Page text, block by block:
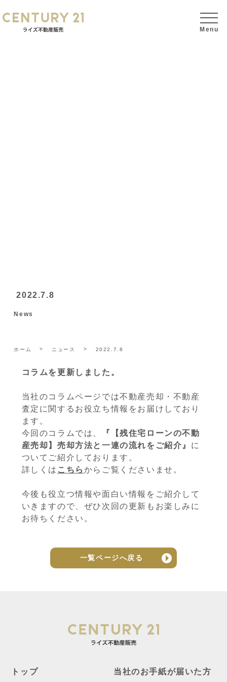
2022.7.8
News
ホーム ニュース 2022.7.8
コラムを更新しました。
当社のコラムページでは不動産売却・不動産
査定に関するお役立ち情報をお届けしており
ます。
今回のコラムでは、
『【残住宅ローンの不動
産売却】売却方法と一連の流れをご紹介』 に
ついてご紹介しております。
詳しくは こちら からご覧くださいませ。
今後も役立つ情報や面白い情報をご紹介して
いきますので、ぜひ次回の更新もお楽しみに
お待ちください。
一覧ページへ戻る
トップ
当社のお手紙が届いた方